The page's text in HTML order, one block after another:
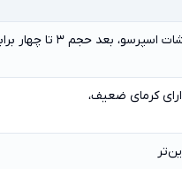
اول یک یا دو شات اسپرسو، بعد حجم 3
کرمای ضعیف،